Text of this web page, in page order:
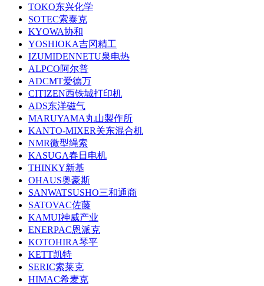
TOKO东兴化学
SOTEC索泰克
KYOWA协和
YOSHIOKA吉冈精工
IZUMIDENNETU泉电热
ALPCO阿尔普
ADCMT爱德万
CITIZEN西铁城打印机
ADS东洋磁气
MARUYAMA丸山製作所
KANTO-MIXER关东混合机
NMR微型绳索
KASUGA春日电机
THINKY新基
OHAUS奥豪斯
SANWATSUSHO三和通商
SATOVAC佐藤
KAMUI神威产业
ENERPAC恩派克
KOTOHIRA琴平
KETT凯特
SERIC索莱克
HIMAC希麦克